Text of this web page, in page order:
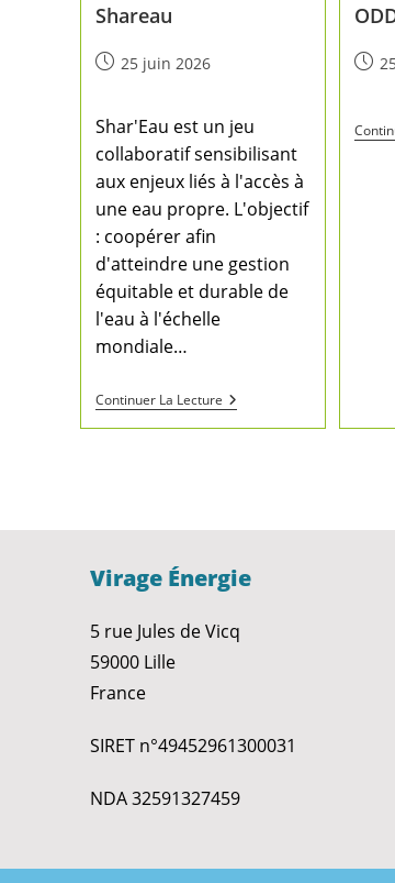
Shareau
25 juin 2026
Shar'Eau est un jeu
collaboratif sensibilisant
aux enjeux liés à l'accès à
une eau propre. L'objectif
: coopérer afin
d'atteindre une gestion
équitable et durable de
l'eau à l'échelle
mondiale…
Continuer La Lecture
Virage Énergie
5 rue Jules de Vicq
59000 Lille
France
SIRET n°49452961300031
NDA 32591327459